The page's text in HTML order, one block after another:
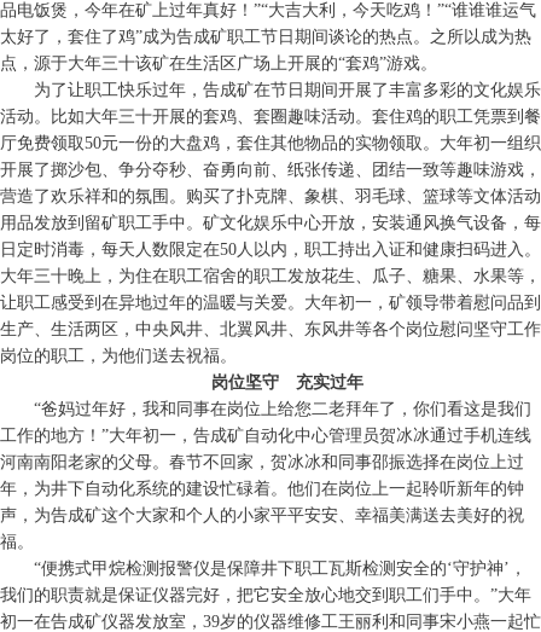
品电饭煲，今年在矿上过年真好！”“大吉大利，今天吃鸡！”“谁谁谁运气
太好了，套住了鸡”成为告成矿职工节日期间谈论的热点。之所以成为热
点，源于大年三十该矿在生活区广场上开展的“套鸡”游戏。
为了让职工快乐过年，告成矿在节日期间开展了丰富多彩的文化娱乐
活动。比如大年三十开展的套鸡、套圈趣味活动。套住鸡的职工凭票到餐
厅免费领取50元一份的大盘鸡，套住其他物品的实物领取。大年初一组织
开展了掷沙包、争分夺秒、奋勇向前、纸张传递、团结一致等趣味游戏，
营造了欢乐祥和的氛围。购买了扑克牌、象棋、羽毛球、篮球等文体活动
用品发放到留矿职工手中。矿文化娱乐中心开放，安装通风换气设备，每
日定时消毒，每天人数限定在50人以内，职工持出入证和健康扫码进入。
大年三十晚上，为住在职工宿舍的职工发放花生、瓜子、糖果、水果等，
让职工感受到在异地过年的温暖与关爱。大年初一，矿领导带着慰问品到
生产、生活两区，中央风井、北翼风井、东风井等各个岗位慰问坚守工作
岗位的职工，为他们送去祝福。
岗位坚守 充实过年
“爸妈过年好，我和同事在岗位上给您二老拜年了，你们看这是我们
工作的地方！”大年初一，告成矿自动化中心管理员贺冰冰通过手机连线
河南南阳老家的父母。春节不回家，贺冰冰和同事邵振选择在岗位上过
年，为井下自动化系统的建设忙碌着。他们在岗位上一起聆听新年的钟
声，为告成矿这个大家和个人的小家平平安安、幸福美满送去美好的祝
福。
“便携式甲烷检测报警仪是保障井下职工瓦斯检测安全的‘守护神’，
我们的职责就是保证仪器完好，把它安全放心地交到职工们手中。”大年
初一在告成矿仪器发放室，39岁的仪器维修工王丽利和同事宋小燕一起忙